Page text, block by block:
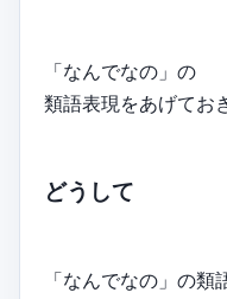
「なんでなの」の
類語表現をあげてお
どうして
「なんでなの」の類